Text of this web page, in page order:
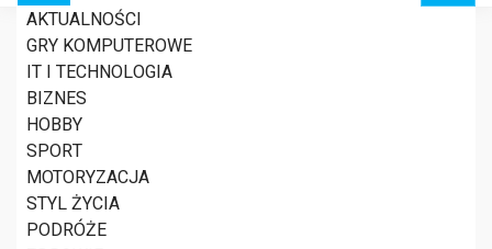
AKTUALNOŚCI
GRY KOMPUTEROWE
IT I TECHNOLOGIA
BIZNES
HOBBY
SPORT
MOTORYZACJA
STYL ŻYCIA
PODRÓŻE
Jak stworzyć naturalny
dom w swojej okolicy?
HOBBY